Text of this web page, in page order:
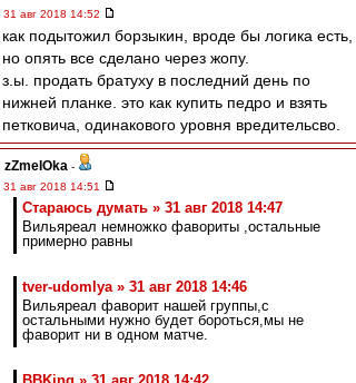
31 авг 2018 14:52
как подытожил борзыкин, вроде бы логика есть,
но опять все сделано через жопу.
з.ы. продать братуху в последний день по
нижней планке. это как купить педро и взять
петковича, одинакового уровня вредительсво.
zZmeIOka -
31 авг 2018 14:51
Стараюсь думать » 31 авг 2018 14:47
Вильяреал немножко фавориты ,остальные
примерно равны
tver-udomlya » 31 авг 2018 14:46
Вильяреал фаворит нашей группы,с
остальными нужно будет бороться,мы не
фаворит ни в одном матче.